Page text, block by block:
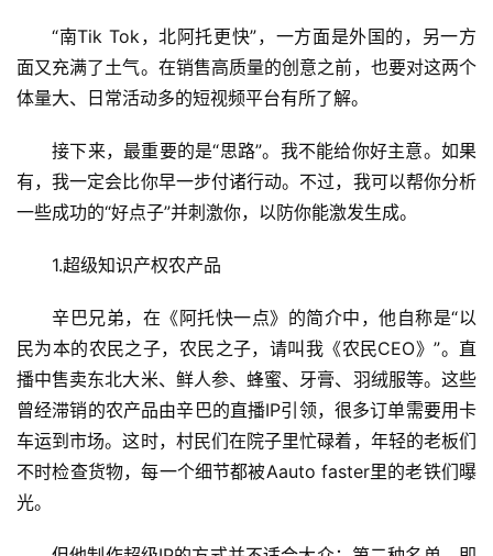
“南Tik Tok，北阿托更快”，一方面是外国的，另一方
面又充满了土气。在销售高质量的创意之前，也要对这两个
体量大、日常活动多的短视频平台有所了解。
接下来，最重要的是“思路”。我不能给你好主意。如果
有，我一定会比你早一步付诸行动。不过，我可以帮你分析
一些成功的“好点子”并刺激你，以防你能激发生成。
1.超级知识产权农产品
辛巴兄弟，在《阿托快一点》的简介中，他自称是“以
民为本的农民之子，农民之子，请叫我《农民CEO》”。直
播中售卖东北大米、鲜人参、蜂蜜、牙膏、羽绒服等。这些
曾经滞销的农产品由辛巴的直播IP引领，很多订单需要用卡
车运到市场。这时，村民们在院子里忙碌着，年轻的老板们
不时检查货物，每一个细节都被Aauto faster里的老铁们曝
光。